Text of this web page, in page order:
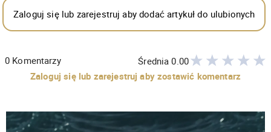
Zaloguj się lub zarejestruj aby dodać artykuł do ulubionych
0 Komentarzy Średnia0.00
Zaloguj się lub zarejestruj aby zostawić komentarz